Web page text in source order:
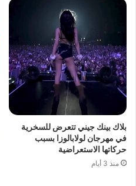
بلاك بينك جيني تتعرض للسخرية
في مهرجان لولابالوزا بسبب
حركاتها الاستعراضية
منذ 3 أيام